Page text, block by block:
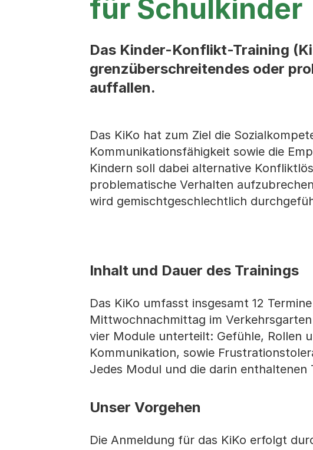
für Schulkinder
Das Kinder-Konflikt-Training
grenzüberschreitendes oder
auffallen.
Das KiKo hat zum Ziel die
Kommunikationsfähigkeit sowie die
Kindern soll dabei alternative
problematische Verhalten
wird gemischtge­schlechtlich
Inhalt und Dauer des Trainings
Das KiKo umfasst insgesamt 12
Mittwochnachmittag im
vier Module unterteilt: Gefühle, Rollen
Kommunikation, sowie
Jedes Modul und die darin
Unser Vorgehen
Die Anmeldung für das KiKo erfolgt